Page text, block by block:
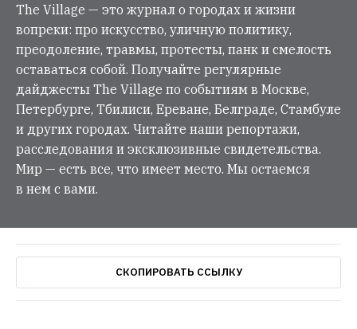
The Village — это журнал о городах и жизни
вопреки: про искусство, уличную политику,
преодоление, травмы, протесты, панк и смелость
оставаться собой. Получайте регулярные
дайджесты The Village по событиям в Москве,
Петербурге, Тбилиси, Ереване, Белграде, Стамбуле
и других городах. Читайте наши репортажи,
расследования и эксклюзивные свидетельства.
Мир — есть все, что имеет место. Мы остаемся
в нем с вами.
СКОПИРОВАТЬ ССЫЛКУ